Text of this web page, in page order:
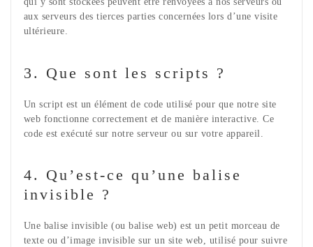
aux serveurs des tierces parties concernées lors d’une visite
ultérieure.
3. Que sont les scripts ?
Un script est un élément de code utilisé pour que notre site
web fonctionne correctement et de manière interactive. Ce
code est exécuté sur notre serveur ou sur votre appareil.
4. Qu’est-ce qu’une balise
invisible ?
Une balise invisible (ou balise web) est un petit morceau de
texte ou d’image invisible sur un site web, utilisé pour suivre